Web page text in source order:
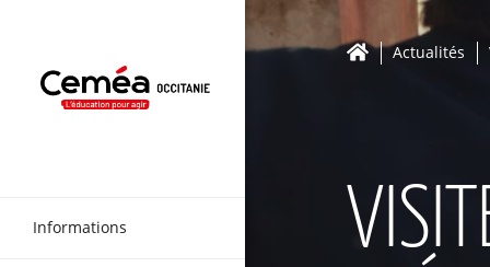
Actualités
Informations